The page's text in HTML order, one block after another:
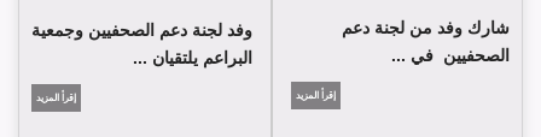
شارك وفد من لجنة دعم
الصحفيين في ...
إقرأ المزيد
وفد لجنة دعم الصحفيين وجمعية
البراعم يلتقيان ...
إقرأ المزيد